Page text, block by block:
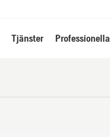
Tjänster Professionella